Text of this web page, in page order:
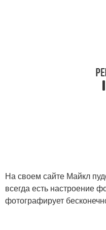
На своем сайте Майкл
всегда есть настроение
фотографирует